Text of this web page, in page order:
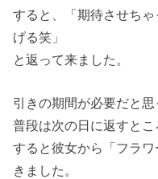
すると、「期待させち
げる笑」
と返って来ました。
引きの期間が必要だと思
普段は次の日に返すとこ
すると彼女から「フラ
きました。